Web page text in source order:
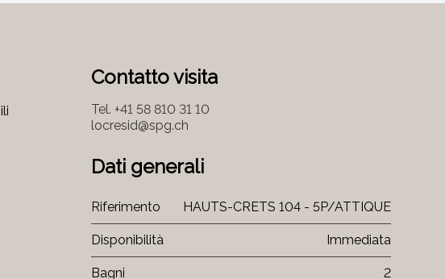
Contatto visita
Tel. +41 58 810 31 10
locresid@spg.ch
Dati generali
Riferimento HAUTS-CRETS 104 - 5P/ATTIQUE
Disponibilità Immediata
Bagni 2